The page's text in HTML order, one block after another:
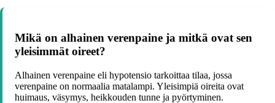
Mikä on alhainen verenpaine ja mitkä ovat sen
yleisimmät oireet?
Alhainen verenpaine eli hypotensio tarkoittaa tilaa, jossa
verenpaine on normaalia matalampi. Yleisimpiä oireita ovat
huimaus, väsymys, heikkouden tunne ja pyörtyminen.